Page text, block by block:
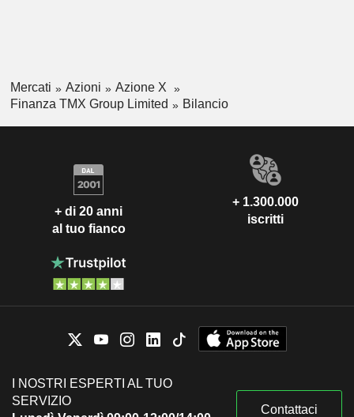
Mercati Azioni
Azione X
Finanza TMX Group Limited
Bilancio
+ di 20 anni
al tuo fianco
+ 1.300.000
iscritti
I NOSTRI ESPERTI AL TUO
SERVIZIO
Contattaci